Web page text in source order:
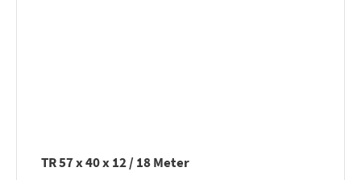
TR 57 x 40 x 12 / 18 Meter